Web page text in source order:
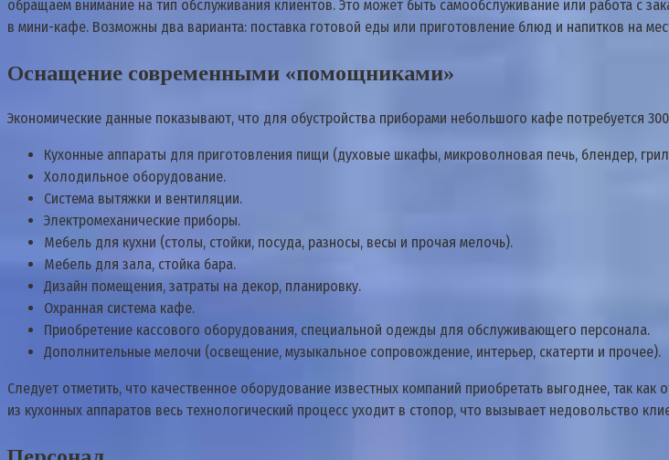
обращаем внимание на тип обслуживания клиентов. Это может быть самообслуживание или работа с
в мини-кафе. Возможны два варианта: поставка готовой еды или приготовление блюд и напитков на
Оснащение современными «помощниками»
Экономические данные показывают, что для обустройства приборами небольшого кафе потребуется
Кухонные аппараты для приготовления пищи (духовые шкафы, микроволновая печь, блендер,
Холодильное оборудование.
Система вытяжки и вентиляции.
Электромеханические приборы.
Мебель для кухни (столы, стойки, посуда, разносы, весы и прочая мелочь).
Мебель для зала, стойка бара.
Дизайн помещения, затраты на декор, планировку.
Охранная система кафе.
Приобретение кассового оборудования, специальной одежды для обслуживающего персонала.
Дополнительные мелочи (освещение, музыкальное сопровождение, интерьер, скатерти и прочее).
Следует отметить, что качественное оборудование известных компаний приобретать выгоднее, так
из кухонных аппаратов весь технологический процесс уходит в стопор, что вызывает недовольство